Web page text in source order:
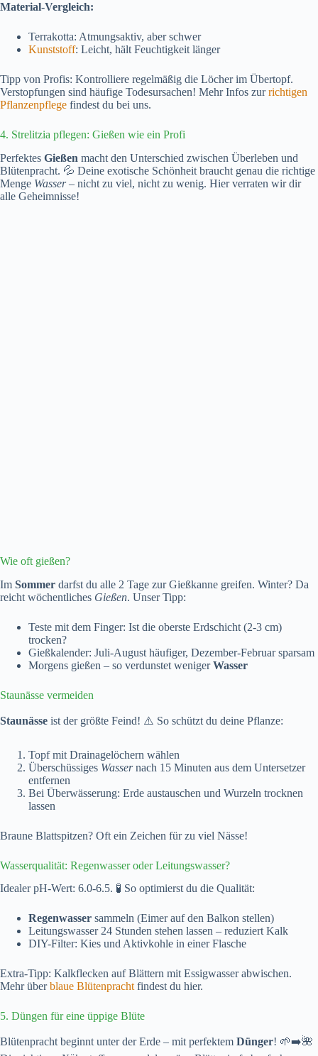
Material-Vergleich:
Terrakotta: Atmungsaktiv, aber schwer
Kunststoff: Leicht, hält Feuchtigkeit länger
Tipp von Profis: Kontrolliere regelmäßig die Löcher im Übertopf.
Verstopfungen sind häufige Todesursachen! Mehr Infos zurrichtigen
Pflanzenpflege findest du bei uns.
4. Strelitzia pflegen: Gießen wie ein Profi
Perfektes Gießen macht den Unterschied zwischen Überleben und
Blütenpracht. 💦 Deine exotische Schönheit braucht genau die richtige
Menge Wasser– nicht zu viel, nicht zu wenig. Hier verraten wir dir
alle Geheimnisse!
Wie oft gießen?
Im Sommer darfst du alle 2 Tage zur Gießkanne greifen. Winter? Da
reicht wöchentliches Gießen. Unser Tipp:
Teste mit dem Finger: Ist die oberste Erdschicht (2-3 cm)
trocken?
Gießkalender: Juli-August häufiger, Dezember-Februar sparsam
Morgens gießen – so verdunstet wenigerWasser
Staunässe vermeiden
Staunässe ist der größte Feind! ⚠️ So schützt du deine Pflanze:
Topf mit Drainagelöchern wählen
Überschüssiges Wassernach 15 Minuten aus dem Untersetzer
entfernen
Bei Überwässerung: Erde austauschen und Wurzeln trocknen
lassen
Braune Blattspitzen? Oft ein Zeichen für zu viel Nässe!
Wasserqualität: Regenwasser oder Leitungswasser?
Idealer pH-Wert: 6.0-6.5. 🧪 So optimierst du die Qualität:
Regenwasser sammeln (Eimer auf den Balkon stellen)
Leitungswasser 24 Stunden stehen lassen – reduziert Kalk
DIY-Filter: Kies und Aktivkohle in einer Flasche
Extra-Tipp: Kalkflecken auf Blättern mit Essigwasser abwischen.
Mehr überblaue Blütenprachtfindest du hier.
5. Düngen für eine üppige Blüte
Blütenpracht beginnt unter der Erde – mit perfektem Dünger! 🌱➡️🌺